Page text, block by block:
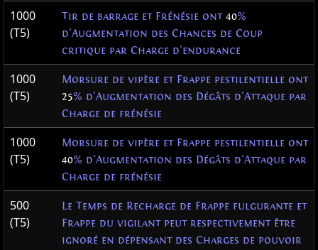
1000
(T5)
Tir de barrage et Frénésie ont 40%
d'Augmentation des Chances de Coup
critique par Charge d'endurance
1000
(T5)
Morsure de vipère et Frappe pestilentielle ont
25% d'Augmentation des Dégâts d'Attaque par
Charge de frénésie
1000
(T5)
Morsure de vipère et Frappe pestilentielle ont
40% d'Augmentation des Dégâts d'Attaque par
Charge de frénésie
500
(T5)
Le Temps de Recharge de Frappe fulgurante et
Frappe du vigilant peut respectivement être
ignoré en dépensant des Charges de pouvoir